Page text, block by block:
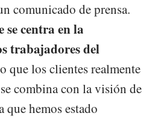
comunicado de prensa.
centra en la
trabajadores del
que los clientes realmente
combina con la visión de
hemos estado